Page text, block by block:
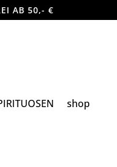
AB 50,- €
shop